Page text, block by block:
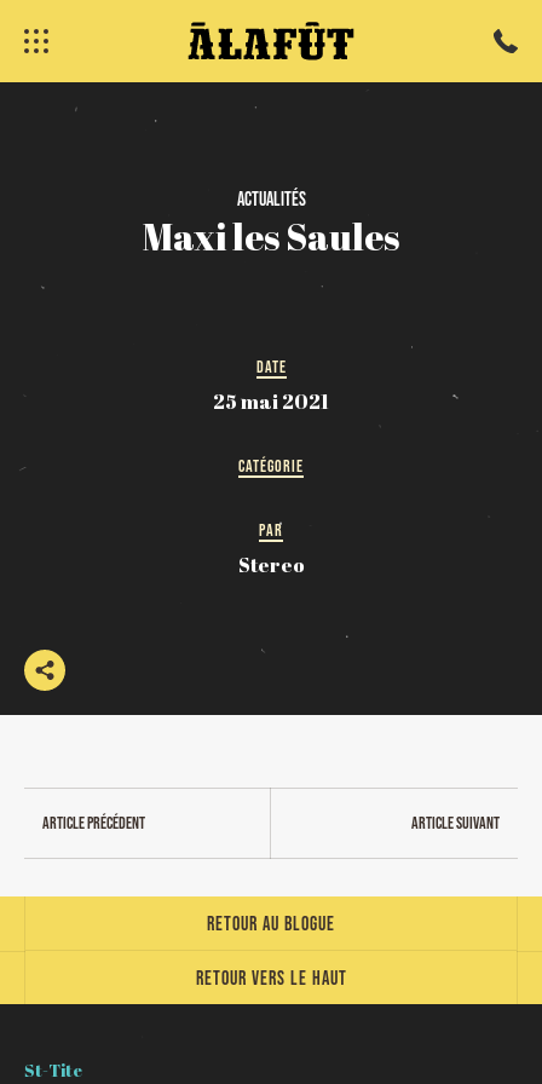
Actualités
MaxilesSaules
DATE
25 mai 2021
CATÉGORIE
PAR
Stereo
Article précédent Article suivant
Retour vers le haut
Retour au blogue
St-Tite